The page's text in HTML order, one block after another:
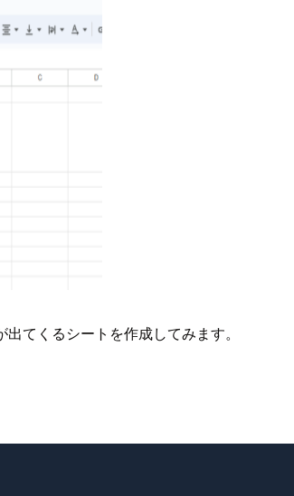
出てくるシートを作成してみます。